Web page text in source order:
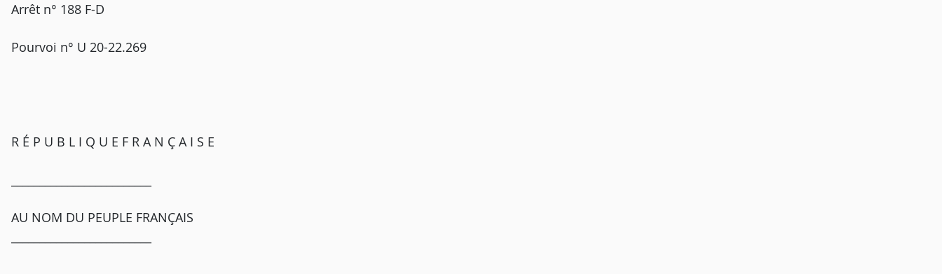
Arrêt n° 188 F-D
Pourvoi n° U 20-22.269
R É P U B L I Q U E F R A N Ç A I S E
AU NOM DU PEUPLE FRANÇAIS